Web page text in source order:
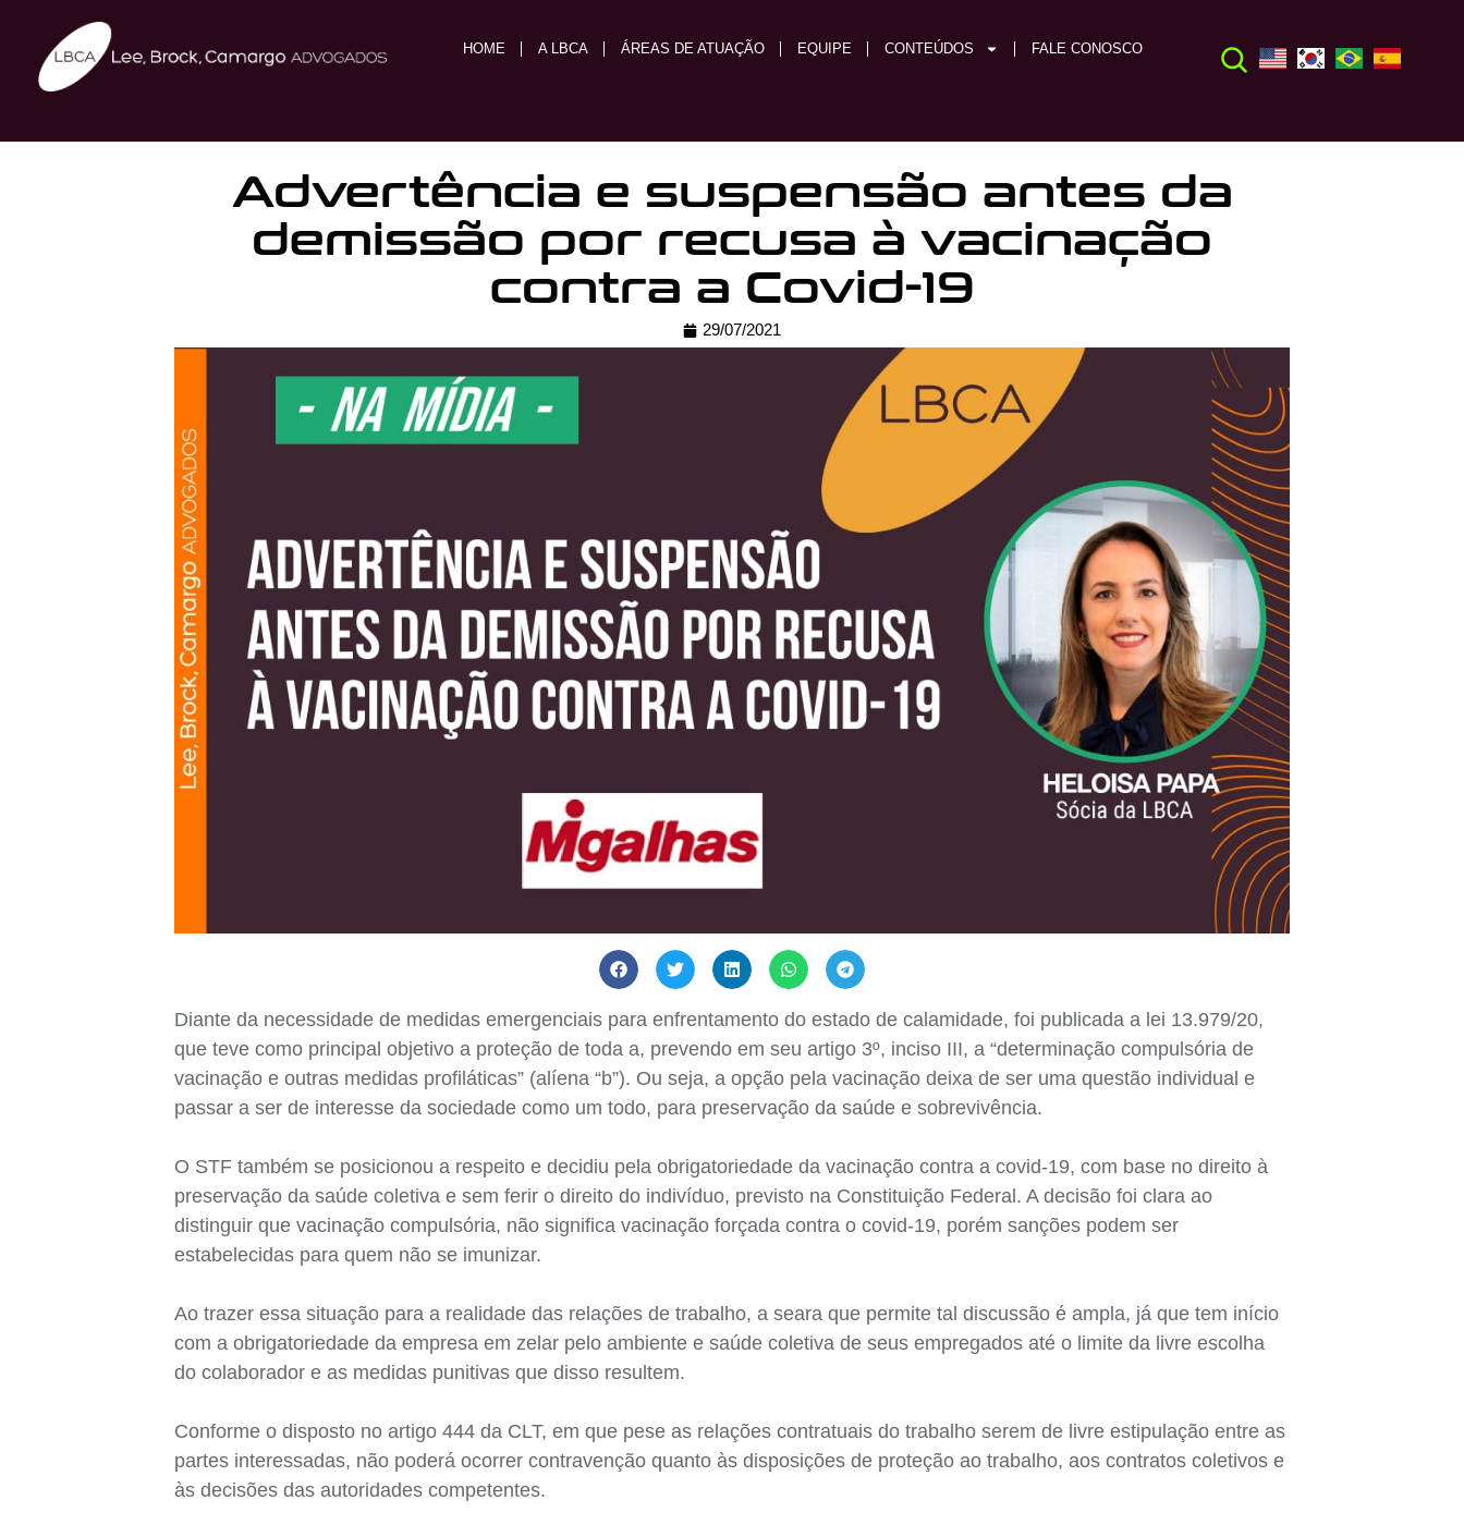
HOME A LBCA ÁREAS DE ATUAÇÃO EQUIPE CONTEÚDOS FALE CONOSCO
Advertência e suspensão antes da
demissão por recusa à vacinação
contra a Covid-19
29/07/2021
Diante da necessidade de medidas emergenciais para enfrentamento do estado de calamidade, foi publicada a lei 13.979/20,
que teve como principal objetivo a proteção de toda a, prevendo em seu artigo 3º, inciso III, a “determinação compulsória de
vacinação e outras medidas profiláticas” (alíena “b”). Ou seja, a opção pela vacinação deixa de ser uma questão individual e
passar a ser de interesse da sociedade como um todo, para preservação da saúde e sobrevivência.
O STF também se posicionou a respeito e decidiu pela obrigatoriedade da vacinação contra a covid-19, com base no direito à
preservação da saúde coletiva e sem ferir o direito do indivíduo, previsto na Constituição Federal. A decisão foi clara ao
distinguir que vacinação compulsória, não significa vacinação forçada contra o covid-19, porém sanções podem ser
estabelecidas para quem não se imunizar.
Ao trazer essa situação para a realidade das relações de trabalho, a seara que permite tal discussão é ampla, já que tem início
com a obrigatoriedade da empresa em zelar pelo ambiente e saúde coletiva de seus empregados até o limite da livre escolha
do colaborador e as medidas punitivas que disso resultem.
Conforme o disposto no artigo 444 da CLT, em que pese as relações contratuais do trabalho serem de livre estipulação entre as
partes interessadas, não poderá ocorrer contravenção quanto às disposições de proteção ao trabalho, aos contratos coletivos e
às decisões das autoridades competentes.